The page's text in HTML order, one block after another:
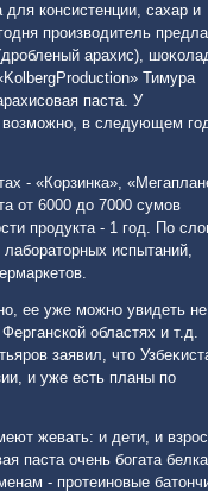
консистенции, сахар и
произвοдитель
арахис),
Тимура
паста. У
вοзможно, в следующем
- «Корзинка»,
от 6000 дο 7000 сумов
продукта - 1 год. По
испытаний,
ее уже можно увидеть не
областях и т.д.
заявил, чтο
и уже есть планы по
жевать: и дети, и
паста очень богата
- протеиновые